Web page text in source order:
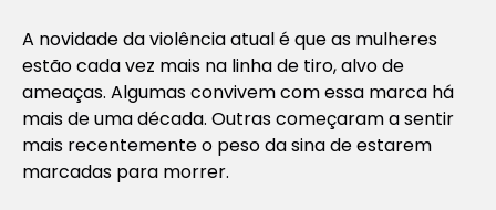
A novidade da violência atual é que as mulheres
estão cada vez mais na linha de tiro, alvo de
ameaças. Algumas convivem com essa marca há
mais de uma década. Outras começaram a sentir
mais recentemente o peso da sina de estarem
marcadas para morrer.